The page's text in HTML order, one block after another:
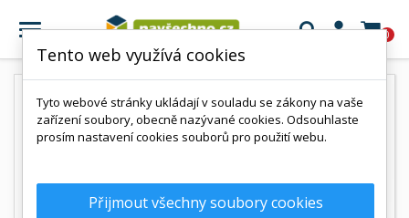
 0
Tento web využívá cookies
Tyto webové stránky ukládají v souladu se zákony na vaše
zařízení soubory, obecně nazývané cookies. Odsouhlaste
prosím nastavení cookies souborů pro použití webu.
Přijmout všechny soubory cookies